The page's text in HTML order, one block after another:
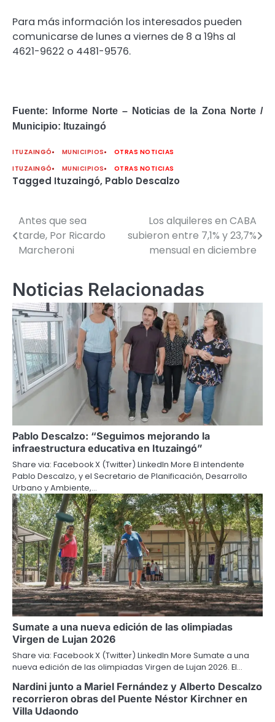
Para más información los interesados pueden
comunicarse de lunes a viernes de 8 a 19hs al
4621-9622 o 4481-9576.
Fuente: Informe Norte – Noticias de la Zona Norte /
Municipio: Ituzaingó
ITUZAINGÓ MUNICIPIOS
OTRAS NOTICIAS
ITUZAINGÓ
MUNICIPIOS OTRAS NOTICIAS
Tagged Ituzaingó, Pablo Descalzo
Navegación
de
Antes que sea
tarde, Por Ricardo
Marcheroni
Los alquileres en CABA
subieron entre 7,1% y 23,7%
mensual en diciembre
Noticias Relacionadas
Pablo Descalzo: “Seguimos mejorando la
infraestructura educativa en Ituzaingó”
Share via: Facebook X (Twitter) LinkedIn More El intendente
Pablo Descalzo, y el Secretario de Planificación, Desarrollo
Urbano y Ambiente,…
Sumate a una nueva edición de las olimpiadas
Virgen de Lujan 2026
Share via: Facebook X (Twitter) LinkedIn More Sumate a una
nueva edición de las olimpiadas Virgen de Lujan 2026. El…
Nardini junto a Mariel Fernández y Alberto Descalzo
recorrieron obras del Puente Néstor Kirchner en
Villa Udaondo